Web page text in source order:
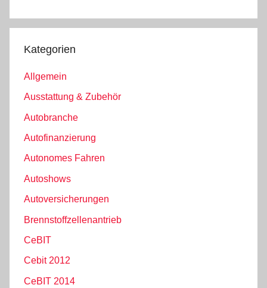
Kategorien
Allgemein
Ausstattung & Zubehör
Autobranche
Autofinanzierung
Autonomes Fahren
Autoshows
Autoversicherungen
Brennstoffzellenantrieb
CeBIT
Cebit 2012
CeBIT 2014